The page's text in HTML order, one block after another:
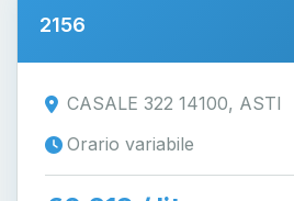
2156
CASALE 322 14100, ASTI
Orario variabile